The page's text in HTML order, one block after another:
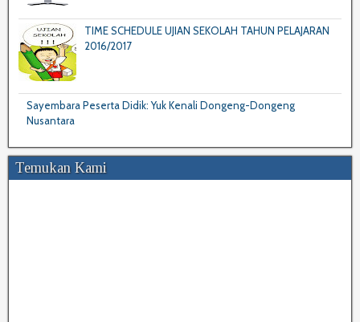
TIME SCHEDULE UJIAN SEKOLAH TAHUN PELAJARAN
2016/2017
Sayembara Peserta Didik: Yuk Kenali Dongeng-Dongeng
Nusantara
Temukan Kami